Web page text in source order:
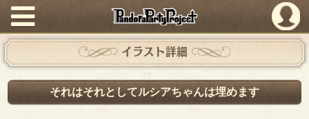
PandoraPartyProject
イラスト詳細
それはそれとしてルシアちゃんは埋めます